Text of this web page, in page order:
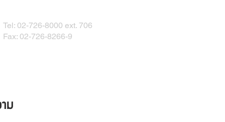
Tel: 02-726-8000 ext. 706
Fax: 02-726-8266-9
ม